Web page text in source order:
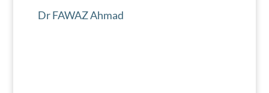
Dr FAWAZ Ahmad